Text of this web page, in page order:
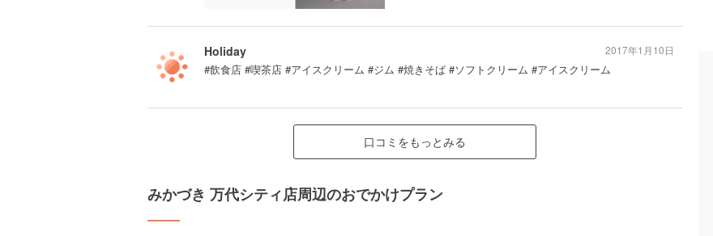
Holiday
#飲食店 #喫茶店 #アイスクリーム #ジム #焼きそば #ソフトクリーム #アイスクリーム
2017年1月10日
口コミをもっとみる
みかづき 万代シティ店周辺のおでかけプラン